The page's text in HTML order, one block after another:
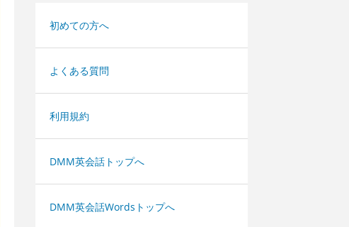
初めての方へ
よくある質問
利用規約
DMM英会話トップへ
DMM英会話Wordsトップへ